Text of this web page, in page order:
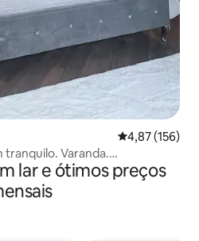
4,87 de uma
4,87 (156)
Varanda.
lar e ótimos preços